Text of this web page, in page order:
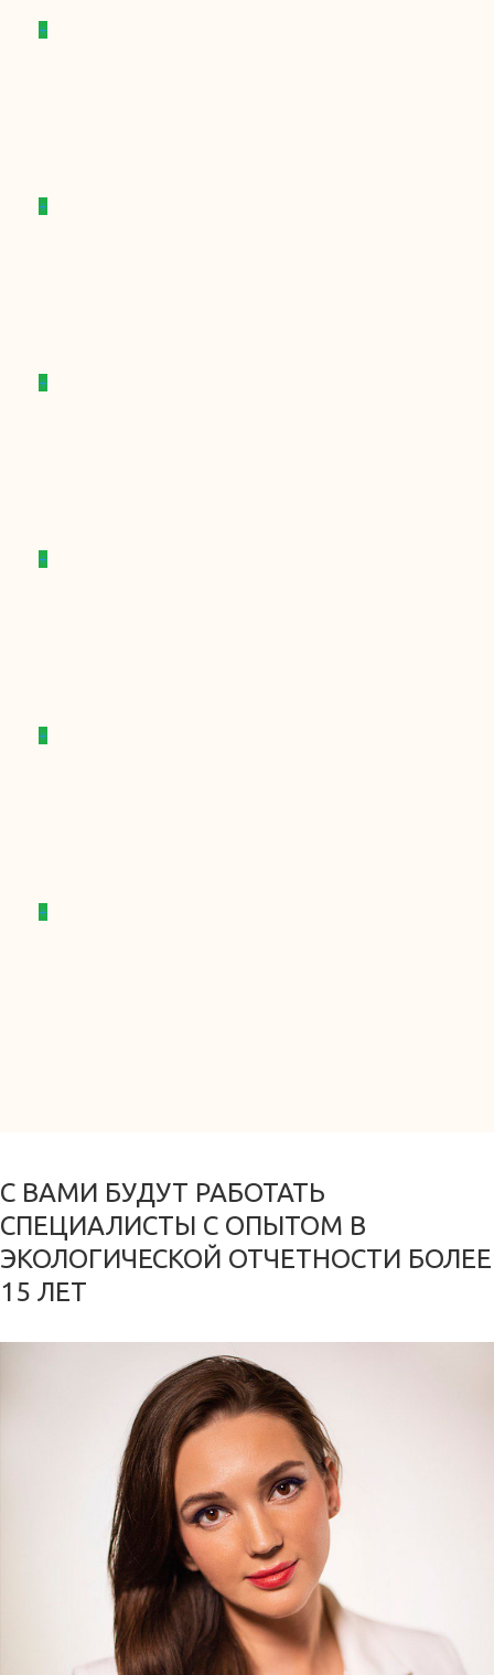
+
+
+
+
+
+
С ВАМИ БУДУТ РАБОТАТЬ
СПЕЦИАЛИСТЫ С ОПЫТОМ В
ЭКОЛОГИЧЕСКОЙ ОТЧЕТНОСТИ БОЛЕЕ
15 ЛЕТ